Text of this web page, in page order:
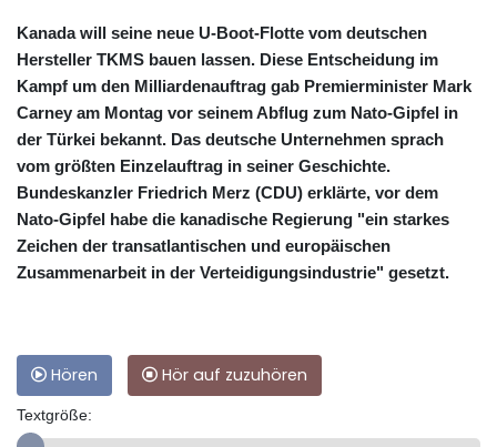
Kanada will seine neue U-Boot-Flotte vom deutschen
Hersteller TKMS bauen lassen. Diese Entscheidung im
Kampf um den Milliardenauftrag gab Premierminister Mark
Carney am Montag vor seinem Abflug zum Nato-Gipfel in
der Türkei bekannt. Das deutsche Unternehmen sprach
vom größten Einzelauftrag in seiner Geschichte.
Bundeskanzler Friedrich Merz (CDU) erklärte, vor dem
Nato-Gipfel habe die kanadische Regierung "ein starkes
Zeichen der transatlantischen und europäischen
Zusammenarbeit in der Verteidigungsindustrie" gesetzt.
Hören Hör auf zuzuhören
Textgröße: